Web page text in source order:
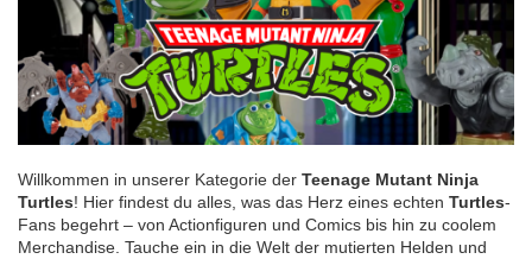
Willkommen in unserer Kategorie der Teenage Mutant Ninja
Turtles! Hier findest du alles, was das Herz eines echten Turtles-
Fans begehrt – von Actionfiguren und Comics bis hin zu coolem
Merchandise. Tauche ein in die Welt der mutierten Helden und